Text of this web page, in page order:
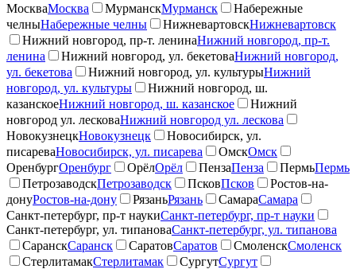
МоскваМосква МурманскМурманск
Набережные
челныНабережные челны НижневартовскНижневартовск
Нижний новгород, пр-т. ленинаНижний новгород, пр-т.
ленина
Нижний новгород, ул. бекетоваНижний новгород,
ул. бекетова
Нижний новгород, ул. культурыНижний
новгород, ул. культуры
Нижний новгород, ш.
казанскоеНижний новгород, ш. казанское
Нижний
новгород ул. лесковаНижний новгород ул. лескова
НовокузнецкНовокузнецк
Новосибирск, ул.
писареваНовосибирск, ул. писарева ОмскОмск
ОренбургОренбург ОрёлОрёл ПензаПенза ПермьПермь
ПетрозаводскПетрозаводск ПсковПсков
Ростов-на-
донуРостов-на-дону РязаньРязань СамараСамара
Санкт-петербург, пр-т наукиСанкт-петербург, пр-т науки
Санкт-петербург, ул. типановаСанкт-петербург, ул. типанова
СаранскСаранск СаратовСаратов СмоленскСмоленск
СтерлитамакСтерлитамак СургутСургут